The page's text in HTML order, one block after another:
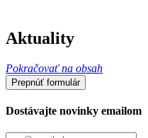
Aktuality
Pokračovať na obsah
Prepnúť formulár
Dostávajte novinky emailom